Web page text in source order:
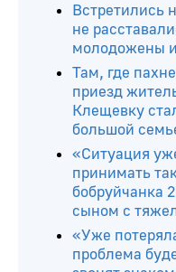
Встретились
не
молодожены
Там, где
приезд
Клещевку
большой
«Ситуация
принимать
бобруйчанка
сыном с
«Уже
проблема